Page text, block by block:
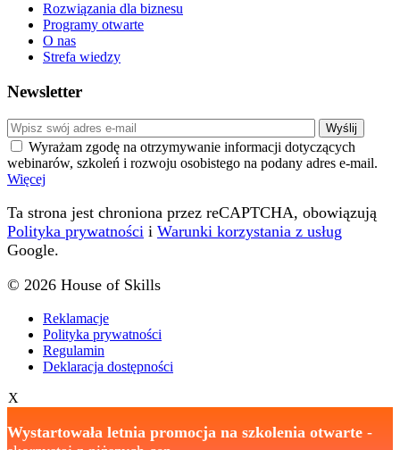
Rozwiązania dla biznesu
Programy otwarte
O nas
Strefa wiedzy
Newsletter
Wyrażam zgodę na otrzymywanie informacji dotyczących
webinarów, szkoleń i rozwoju osobistego na podany adres e-mail.
Więcej
Ta strona jest chroniona przez reCAPTCHA, obowiązują
Polityka prywatności i Warunki korzystania z usług
Google.
© 2026 House of Skills
Reklamacje
Polityka prywatności
Regulamin
Deklaracja dostępności
X
Wystartowała letnia promocja na szkolenia otwarte -